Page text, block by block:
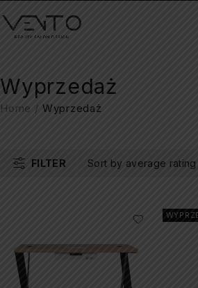
Wyprzedaż
Home / Wyprzedaż
FILTER Sort by average rating